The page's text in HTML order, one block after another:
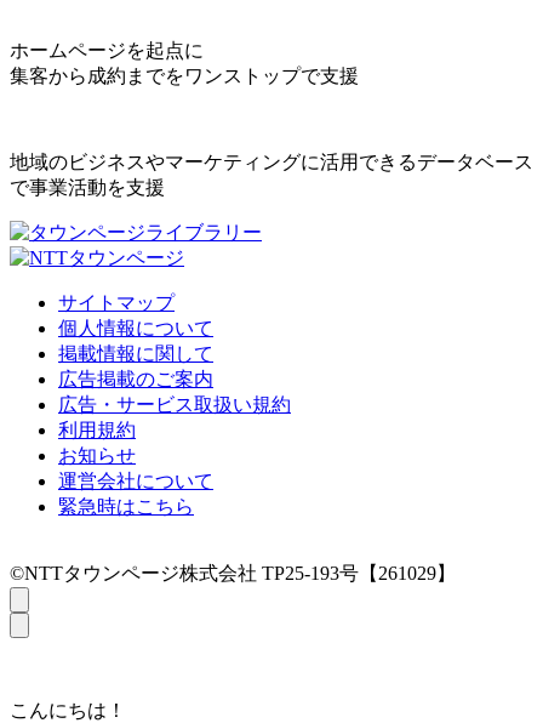
ホームページを起点に
集客から成約までをワンストップで支援
地域のビジネスやマーケティングに活用できるデータベース
で事業活動を支援
サイトマップ
個人情報について
掲載情報に関して
広告掲載のご案内
広告・サービス取扱い規約
利用規約
お知らせ
運営会社について
緊急時はこちら
©NTTタウンページ株式会社 TP25-193号【261029】
こんにちは！